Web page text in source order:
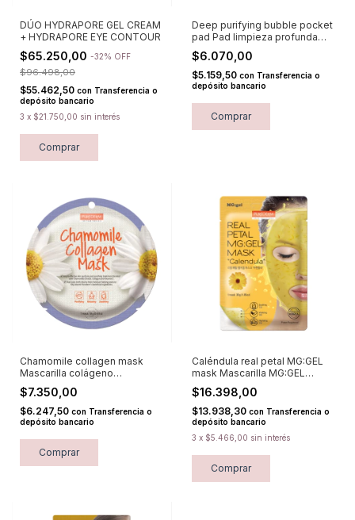
DÚO HYDRAPORE GEL CREAM
+ HYDRAPORE EYE CONTOUR
$65.250,00 -32% OFF
$96.498,00
$55.462,50 con Transferencia o
depósito bancario
3 x $21.750,00 sin interés
Deep purifying bubble pocket
pad Pad limpieza profunda
PUREDERM
$6.070,00
$5.159,50 con Transferencia o
depósito bancario
Comprar
Chamomile collagen mask
Mascarilla colágeno
descongestiva PUREDERM
$7.350,00
$6.247,50 con Transferencia o
depósito bancario
Comprar
Caléndula real petal MG:GEL
mask Mascarilla MG:GEL
calmante PUREDERM
$16.398,00
$13.938,30 con Transferencia o
depósito bancario
3 x $5.466,00 sin interés
Comprar